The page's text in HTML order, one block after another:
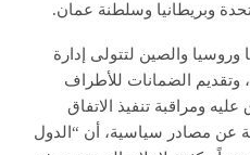
وبريطانيا وسلطنة عمان.
والصين لتتولى إدارة
وتقديم الضمانات للأطراف
عليه ومراقبة تنفيذ الاتفاق
عن مصادر سياسية، أن “الدول